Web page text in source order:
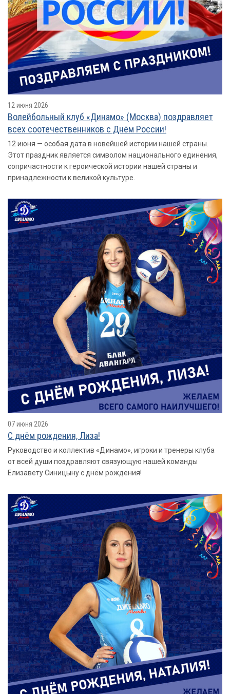
12 июня 2026
Волейбольный клуб «Динамо» (Москва) поздравляет
всех соотечественников с Днём России!
12 июня — особая дата в новейшей истории нашей страны.
Этот праздник является символом национального единения,
сопричастности к героической истории нашей страны и
принадлежности к великой культуре.
07 июня 2026
С днём рождения, Лиза!
Руководство и коллектив «Динамо», игроки и тренеры клуба
от всей души поздравляют связующую нашей команды
Елизавету Синицыну с днём рождения!